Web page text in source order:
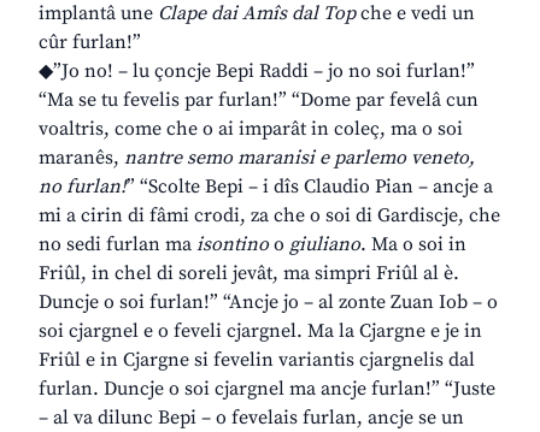
implantâ une Clape dai Amîs dal Topche e vedi un
cûr furlan!”
◆”Jo no! – lu çoncje Bepi Raddi – jo no soi furlan!”
“Ma se tu fevelis par furlan!” “Dome par fevelâ cun
voaltris, come che o ai imparât in coleç, ma o soi
maranês, nantre semo maranisi e parlemo veneto,
no furlan!” “Scolte Bepi – i dîs Claudio Pian – ancje a
mi a cirin di fâmi crodi, za che o soi di Gardiscje, che
no sedi furlan ma isontinoo giuliano. Ma o soi in
Friûl, in chel di soreli jevât, ma simpri Friûl al è.
Duncje o soi furlan!” “Ancje jo – al zonte Zuan Iob – o
soi cjargnel e o feveli cjargnel. Ma la Cjargne e je in
Friûl e in Cjargne si fevelin variantis cjargnelis dal
furlan. Duncje o soi cjargnel ma ancje furlan!” “Juste
– al va dilunc Bepi – o fevelais furlan, ancje se un